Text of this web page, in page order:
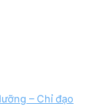
– Chỉ đạo